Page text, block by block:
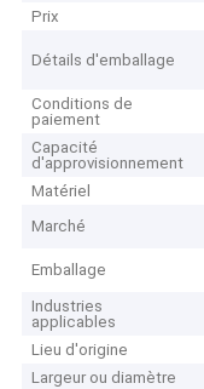
Prix
Détails d'emballage
Conditions de
paiement
Capacité
d'approvisionnement
Matériel
Marché
Emballage
Industries
applicables
Lieu d'origine
Largeur ou diamètre